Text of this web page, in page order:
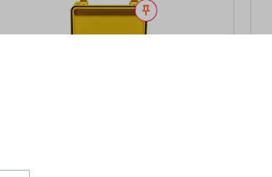
Noter
Gossen Metrawatt